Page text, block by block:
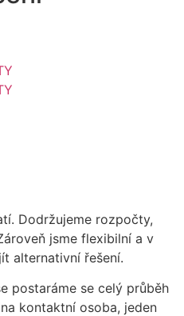
Dodržujeme rozpočty,
jsme flexibilní a v
alternativní řešení.
postaráme se celý průběh
kontaktní osoba, jeden